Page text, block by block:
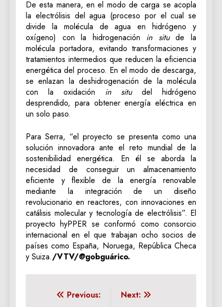
De esta manera, en el modo de carga se acopla
la electrólisis del agua (proceso por el cual se
divide la molécula de agua en hidrógeno y
oxígeno) con la hidrogenación in situde la
molécula portadora, evitando transformaciones y
tratamientos intermedios que reducen la eficiencia
energética del proceso. En el modo de descarga,
se enlazan la deshidrogenación de la molécula
con la oxidación in situ del hidrógeno
desprendido, para obtener energía eléctrica en
un solo paso.
Para Serra, “el proyecto se presenta como una
solución innovadora ante el reto mundial de la
sostenibilidad energética. En él se aborda la
necesidad de conseguir un almacenamiento
eficiente y flexible de la energía renovable
mediante la integración de un diseño
revolucionario en reactores, con innovaciones en
catálisis molecular y tecnología de electrólisis”. El
proyecto hyPPER se conformó como consorcio
internacional en el que trabajan ocho socios de
países como España, Noruega, República Checa
y Suiza./VTV/@gobguárico.
Navegación
Previous:
Next: